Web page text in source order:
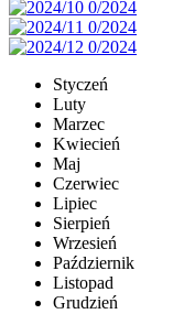
Styczeń
Luty
Marzec
Kwiecień
Maj
Czerwiec
Lipiec
Sierpień
Wrzesień
Październik
Listopad
Grudzień